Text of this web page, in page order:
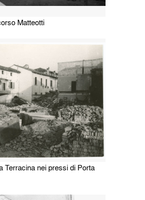
Matteotti
Terracina nei pressi di Porta